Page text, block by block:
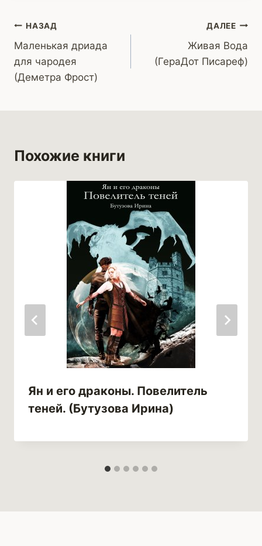
Навигация
по
записям
НАЗАД
Маленькая дриада
для чародея
(Деметра Фрост)
ДАЛЕЕ
Живая Вода
(ГераДот Писареф)
Похожие книги
Ян и его драконы. Повелитель
теней. (Бутузова Ирина)